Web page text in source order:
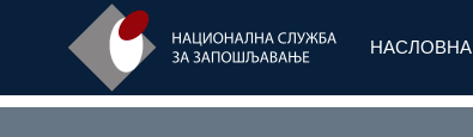
НАСЛОВНА